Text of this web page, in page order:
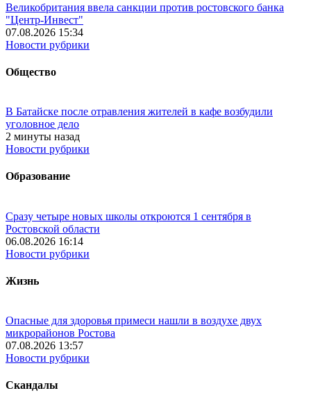
Великобритания ввела санкции против ростовского банка
"Центр-Инвест"
07.08.2026 15:34
Новости рубрики
Общество
В Батайске после отравления жителей в кафе возбудили
уголовное дело
2 минуты назад
Новости рубрики
Образование
Сразу четыре новых школы откроются 1 сентября в
Ростовской области
06.08.2026 16:14
Новости рубрики
Жизнь
Опасные для здоровья примеси нашли в воздухе двух
микрорайонов Ростова
07.08.2026 13:57
Новости рубрики
Скандалы